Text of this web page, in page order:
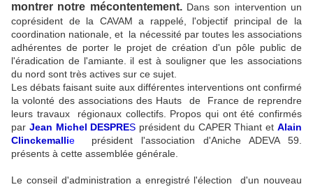
montrer notre mécontentement. Dans son intervention un
coprésident de la CAVAM a rappelé, l'objectif principal de la
coordination nationale, et la nécessité par toutes les associations
adhérentes de porter le projet de création d'un pôle public de
l'éradication de l'amiante. il est à souligner que les associations
du nord sont très actives sur ce sujet.
Les débats faisant suite aux différentes interventions ont confirmé
la volonté des associations des Hauts de France de reprendre
leurs travaux régionaux collectifs. Propos qui ont été confirmés
par Jean Michel DESPRES président du CAPER Thiant etAlain
Clinckemallie président l'association d'Aniche ADEVA 59.
présents à cette assemblée générale.
Le conseil d'administration a enregistré l'élection d'un nouveau